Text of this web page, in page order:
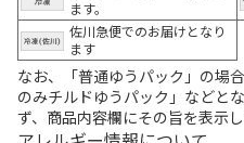
ます。
佐川急便でのお届けとなり
ます
なお、「普通ゆうパック」の場
のみチルドゆうパック」などと
ず、商品内容欄にその旨を表示し